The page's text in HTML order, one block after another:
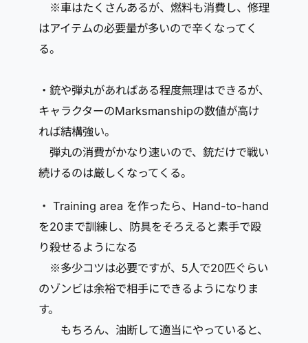
※車はたくさんあるが、燃料も消費し、修理
はアイテムの必要量が多いので辛くなってく
る。
・銃や弾丸があればある程度無理はできるが、
キャラクターのMarksmanshipの数値が高け
れば結構強い。
弾丸の消費がかなり速いので、銃だけで戦い
続けるのは厳しくなってくる。
・ Training area を作ったら、Hand-to-hand
を20まで訓練し、防具をそろえると素手で殴
り殺せるようになる
※多少コツは必要ですが、5人で20匹ぐらい
のゾンビは余裕で相手にできるようになりま
す。
もちろん、油断して適当にやっていると、